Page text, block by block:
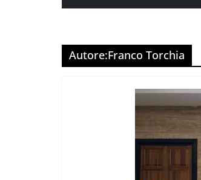
Autore:Franco Torchia